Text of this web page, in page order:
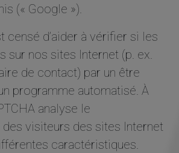
(« Google »).
censé d’aider à vérifier si les
sur nos sites Internet (p. ex.
de contact) par un être
programme automatisé. À
analyse le
visiteurs des sites Internet
caractéristiques.